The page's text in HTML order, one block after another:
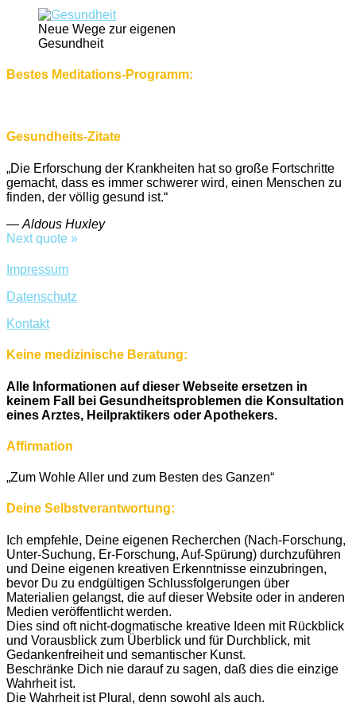
Neue Wege zur eigenen
Gesundheit
Bestes Meditations-Programm:
Gesundheits-Zitate
„Die Erforschung der Krankheiten hat so große Fortschritte
gemacht, dass es immer schwerer wird, einen Menschen zu
finden, der völlig gesund ist.“
— Aldous Huxley
Next quote »
Impressum
Datenschutz
Kontakt
Keine medizinische Beratung:
Alle Informationen auf dieser Webseite ersetzen in
keinem Fall bei Gesundheitsproblemen die Konsultation
eines Arztes, Heilpraktikers oder Apothekers.
Affirmation
„Zum Wohle Aller und zum Besten des Ganzen“
Deine Selbstverantwortung:
Ich empfehle, Deine eigenen Recherchen (Nach-Forschung,
Unter-Suchung, Er-Forschung, Auf-Spürung) durchzuführen
und Deine eigenen kreativen Erkenntnisse einzubringen,
bevor Du zu endgültigen Schlussfolgerungen über
Materialien gelangst, die auf dieser Website oder in anderen
Medien veröffentlicht werden.
Dies sind oft nicht-dogmatische kreative Ideen mit Rückblick
und Vorausblick zum Überblick und für Durchblick, mit
Gedankenfreiheit und semantischer Kunst.
Beschränke Dich nie darauf zu sagen, daß dies die einzige
Wahrheit ist.
Die Wahrheit ist Plural, denn sowohl als auch.